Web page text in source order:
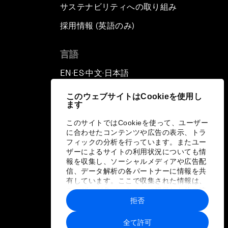
このウェブサイトはCookieを使用し
ます
このサイトではCookieを使って、ユーザー
に合わせたコンテンツや広告の表示、トラ
フィックの分析を行っています。またユー
ザーによるサイトの利用状況についても情
報を収集し、ソーシャルメディアや広告配
信、データ解析の各パートナーに情報を共
有しています。ここで収集された情報は、
ユーザーが各パートナーに提供した他の情
報や各パートナーのサービスを使用した際
に収集された情報と組み合わされ、各パー
トナーによって使用されることがありま
全て許可
拒否
サステナビリティへの取り組み
採用情報 (英語のみ)
言語
EN ▪ ES▪中文▪ 日本語